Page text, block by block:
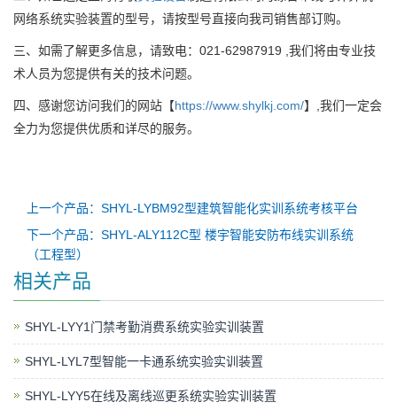
网络系统实验装置的型号，请按型号直接向我司销售部订购。
三、如需了解更多信息，请致电：021-62987919 ,我们将由专业技
术人员为您提供有关的技术问题。
四、感谢您访问我们的网站【https://www.shylkj.com/】,我们一定会
全力为您提供优质和详尽的服务。
上一个产品：SHYL-LYBM92型建筑智能化实训系统考核平台
下一个产品：SHYL-ALY112C型 楼宇智能安防布线实训系统
（工程型）
相关产品
SHYL-LYY1门禁考勤消费系统实验实训装置
SHYL-LYL7型智能一卡通系统实验实训装置
SHYL-LYY5在线及离线巡更系统实验实训装置